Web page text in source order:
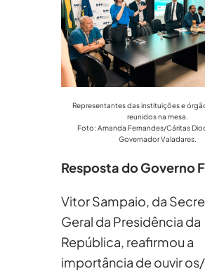
Representantes das instituições e
reunidos na mesa.
Foto: Amanda Fernandes/Cáritas
Governador Valadares.
Resposta do Governo
Vitor Sampaio, da
Geral da Presidência da
República, reafirmou a
importância de ouvir